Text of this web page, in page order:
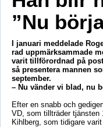
”Nu
I januari meddelade
rad uppmärksammade
varit tillförordnad på
så presentera mannen
september.
– Nu vänder vi blad, nu
Efter en snabb och
VD, som tillträder tjänsten
Kihlberg, som tidigare